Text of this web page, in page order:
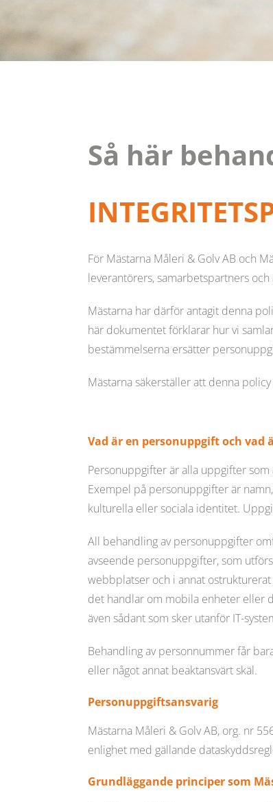
Så här
För Mästarna Måleri & Golv AB och
leverantörers, samarbetspartners
Mästarna har därför antagit denna
här dokumentet förklarar hur vi
bestämmelserna ersätter
Mästarna säkerställer att denna
Vad är en personuppgift och vad
Personuppgifter är alla uppgifter
Exempel på personuppgifter är
kulturella eller sociala identitet.
All behandling av personuppgifter
avseende personuppgifter, som
webbplatser och i annat
det handlar om mobila enheter eller
även sådant som sker utanför IT-
Behandling av personnummer får
eller något annat beaktansvärt skäl.
Personuppgiftsansvarig
Mästarna Måleri & Golv AB, org. nr
enlighet med gällande
Grundläggande principer som